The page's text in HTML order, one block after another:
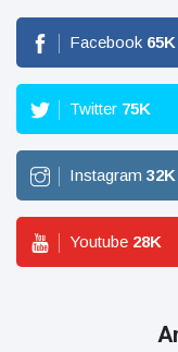
Facebook 65K
Twitter 75K
Instagram 32K
Youtube 28K